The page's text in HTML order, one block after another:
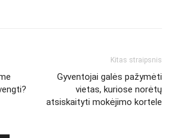
Kitas straipsnis
Gyventojai galės pažymėti
vietas, kuriose norėtų
atsiskaityti mokėjimo kortele